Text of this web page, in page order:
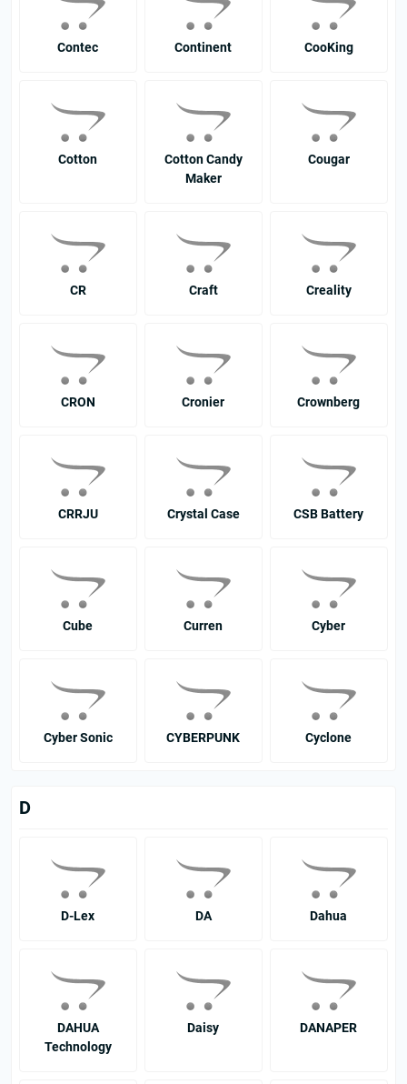
Contec Continent CooKing
Cotton
Cotton Candy
Maker
Cougar
CR Craft Creality
CRON Cronier Crownberg
CRRJU Crystal Case CSB Battery
Cube Curren Cyber
Cyber Sonic CYBERPUNK Cyclone
D
D-Lex DA Dahua
DAHUA
Technology
Daisy DANAPER